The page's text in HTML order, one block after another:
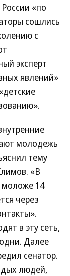
«по
сошлись
с
эксперт
явлений»
молодежь
тему
«В
моложе 14
через
в эту сеть,
Далее
сенатор.
людей,